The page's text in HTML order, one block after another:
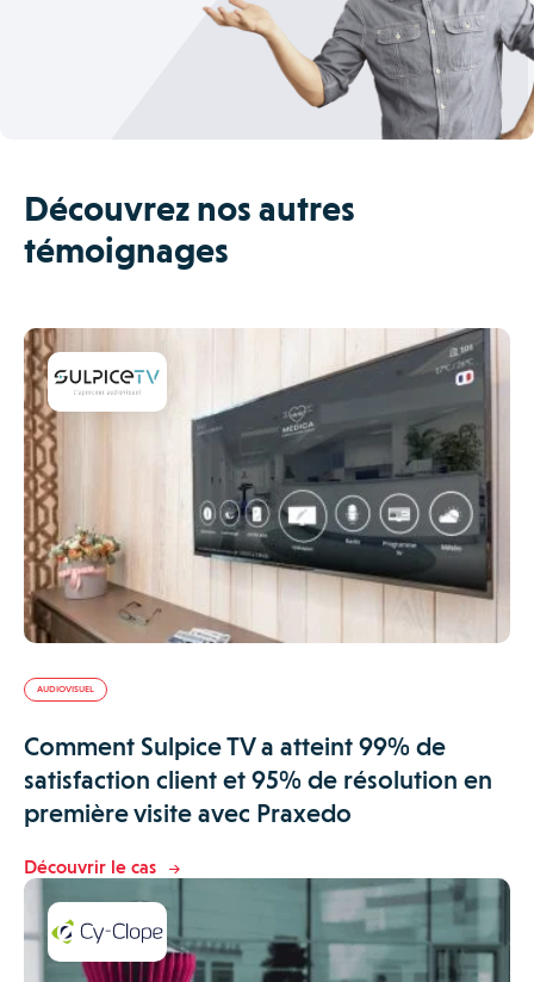
Découvrez nos autres
témoignages
AUDIOVISUEL
Comment Sulpice TV a atteint 99% de
satisfaction client et 95% de résolution en
première visite avec Praxedo
Découvrir le cas